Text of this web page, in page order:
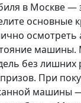
в Москве
основные
машины.
без лишних
При
машины —